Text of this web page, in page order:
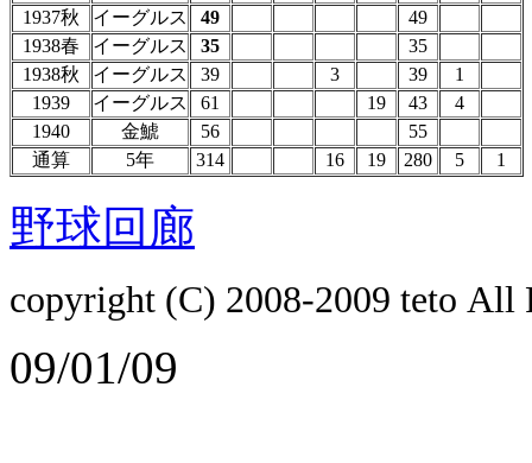
1937秋
イーグルス 49
49
1938春
イーグルス 35
35
1938秋
イーグルス 39 3 39
1
1939
イーグルス 61 19 43
4
1940
金鯱 56
55
通算
5年 314 16 19 280 5 1
野球回廊
copyright (C) 2008-2009 teto All
09/01/09